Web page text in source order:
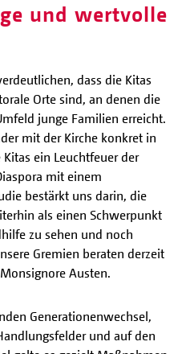
und wertvolle
dass die Kitas
Orte sind, an denen die
junge Familien erreicht.
mit der Kirche konkret in
ein Leuchtfeuer der
mit einem
bestärkt uns darin, die
als einen Schwerpunkt
zu sehen und noch
Gremien beraten derzeit
Austen.
Generationenwechsel,
und auf den